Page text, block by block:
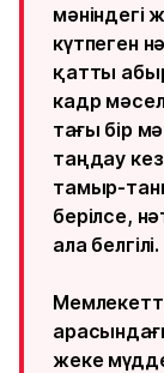
мәніндегі
күтпеген
қатты
кадр
тағы бір
таңдау
тамыр-
берілсе,
ала белгілі.
жеке